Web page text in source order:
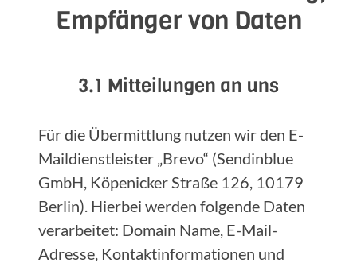
Empfänger von Daten
3.1 Mitteilungen an uns
Für die Übermittlung nutzen wir den E-
Maildienstleister „Brevo“ (Sendinblue
GmbH, Köpenicker Straße 126, 10179
Berlin). Hierbei werden folgende Daten
verarbeitet: Domain Name, E-Mail-
Adresse, Kontaktinformationen und